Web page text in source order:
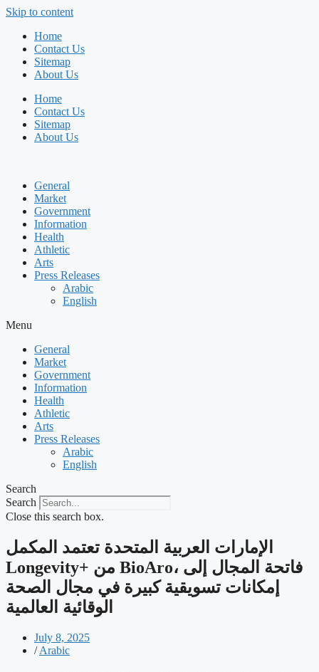
Skip to content
Home
Contact Us
Sitemap
About Us
Home
Contact Us
Sitemap
About Us
General
Market
Government
Information
Health
Athletic
Arts
Press Releases
Arabic
English
Menu
General
Market
Government
Information
Health
Athletic
Arts
Press Releases
Arabic
English
Search
Search
Close this search box.
الإمارات العربية المتحدة تعتمد المكمل
Longevity+ من BioAro، فاتحة المجال إلى
إمكانات تسويقية كبيرة في مجال الصحة
الوقائية العالمية
July 8, 2025
/ Arabic